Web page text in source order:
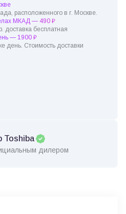
расположенного в г. Москве.
МКАД — 490 ₽
доставка бесплатная
— 1900 ₽
день. Стоимость доставки
Toshiba
дилером